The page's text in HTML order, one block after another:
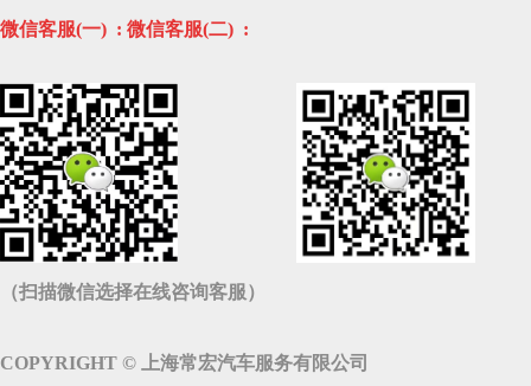
微信客服(一) : 微信客服(二) :
（扫描微信选择在线咨询客服）
COPYRIGHT © 上海常宏汽车服务有限公司